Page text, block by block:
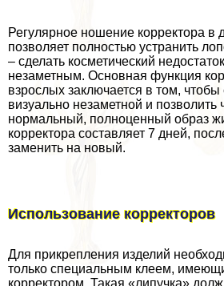
Регулярное ношение корректора в
позволяет полностью устранить
– сделать косметический
незаметным. Основная функция
взрослых заключается в том, чтобы
визуально незаметной и позволить
нормальный, полноценный образ
корректора составляет 7 дней,
заменить на новый.
Использование корректоров
Для прикрепления изделий
только специальным клеем,
корректором. Такая «липучка»